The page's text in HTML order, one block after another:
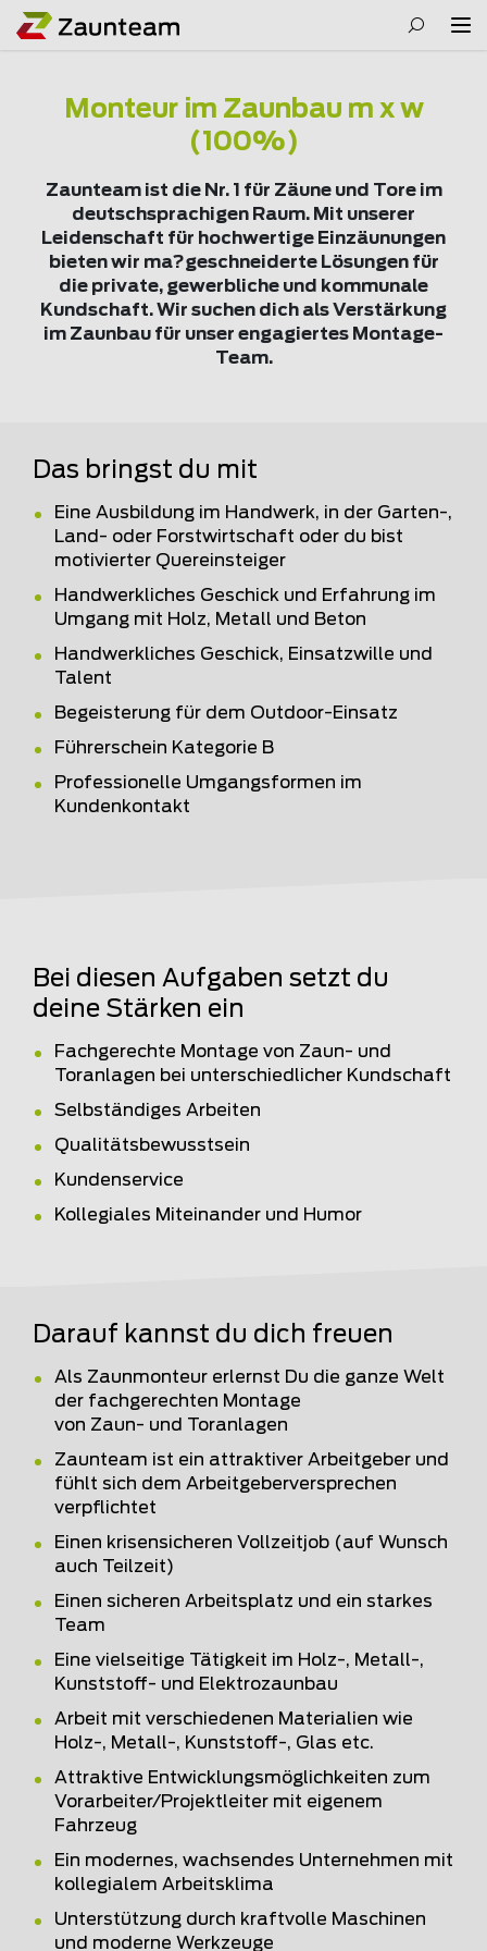
Monteur im Zaunbau m x w
(100%)
Zaunteam ist die Nr. 1 für Zäune und Tore im
deutschsprachigen Raum. Mit unserer
Leidenschaft für hochwertige Einzäunungen
bieten wir ma?geschneiderte Lösungen für
die private, gewerbliche und kommunale
Kundschaft. Wir suchen dich als Verstärkung
im Zaunbau für unser engagiertes Montage-
Team.
Das bringst du mit
Eine Ausbildung im Handwerk, in der Garten-,
Land- oder Forstwirtschaft oder du bist
motivierter Quereinsteiger
Handwerkliches Geschick und Erfahrung im
Umgang mit Holz, Metall und Beton
Handwerkliches Geschick, Einsatzwille und
Talent
Begeisterung für dem Outdoor-Einsatz
Führerschein Kategorie B
Professionelle Umgangsformen im
Kundenkontakt
Bei diesen Aufgaben setzt du
deine Stärken ein
Fachgerechte Montage von Zaun- und
Toranlagen bei unterschiedlicher Kundschaft
Selbständiges Arbeiten
Qualitätsbewusstsein
Kundenservice
Kollegiales Miteinander und Humor
Darauf kannst du dich freuen
Als Zaunmonteur erlernst Du die ganze Welt
der fachgerechten Montage
von Zaun- und Toranlagen
Zaunteam ist ein attraktiver Arbeitgeber und
fühlt sich dem Arbeitgeberversprechen
verpflichtet
Einen krisensicheren Vollzeitjob (auf Wunsch
auch Teilzeit)
Einen sicheren Arbeitsplatz und ein starkes
Team
Eine vielseitige Tätigkeit im Holz-, Metall-,
Kunststoff- und Elektrozaunbau
Arbeit mit verschiedenen Materialien wie
Holz-, Metall-, Kunststoff-, Glas etc.
Attraktive Entwicklungsmöglichkeiten zum
Vorarbeiter/Projektleiter mit eigenem
Fahrzeug
Ein modernes, wachsendes Unternehmen mit
kollegialem Arbeitsklima
Unterstützung durch kraftvolle Maschinen
und moderne Werkzeuge